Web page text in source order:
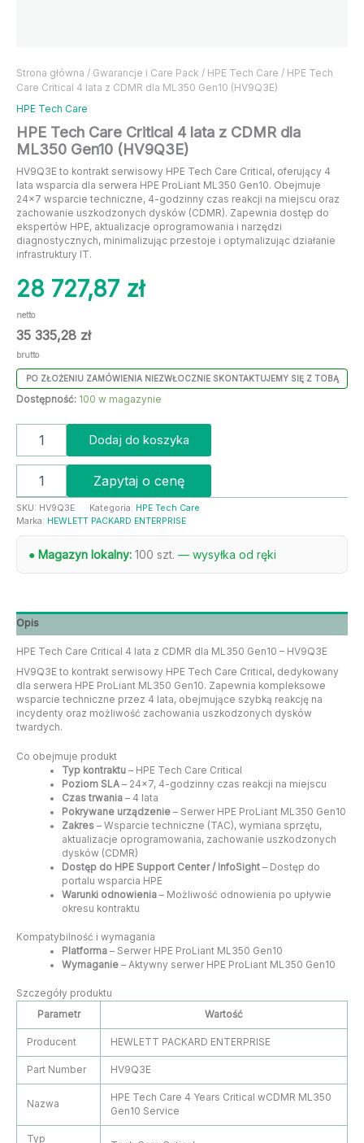
Strona główna / Gwarancje i Care Pack / HPE Tech Care / HPE Tech
Care Critical 4 lata z CDMR dla ML350 Gen10 (HV9Q3E)
HPE Tech Care
HPE Tech Care Critical 4 lata z CDMR dla
ML350 Gen10 (HV9Q3E)
HV9Q3E to kontrakt serwisowy HPE Tech Care Critical, oferujący 4
lata wsparcia dla serwera HPE ProLiant ML350 Gen10. Obejmuje
24×7 wsparcie techniczne, 4-godzinny czas reakcji na miejscu oraz
zachowanie uszkodzonych dysków (CDMR). Zapewnia dostęp do
ekspertów HPE, aktualizacje oprogramowania i narzędzi
diagnostycznych, minimalizując przestoje i optymalizując działanie
infrastruktury IT.
28 727,87 zł
netto
35 335,28 zł
brutto
PO ZŁOŻENIU ZAMÓWIENIA NIEZWŁOCZNIE SKONTAKTUJEMY SIĘ Z TOBĄ
Dostępność: 100 w magazynie
Dodaj do koszyka
Zapytaj o cenę
SKU: HV9Q3E Kategoria: HPE Tech Care
Marka: HEWLETT PACKARD ENTERPRISE
● Magazyn lokalny: 100 szt. — wysyłka od ręki
Opis
HPE Tech Care Critical 4 lata z CDMR dla ML350 Gen10 – HV9Q3E
HV9Q3E to kontrakt serwisowy HPE Tech Care Critical, dedykowany
dla serwera HPE ProLiant ML350 Gen10. Zapewnia kompleksowe
wsparcie techniczne przez 4 lata, obejmujące szybką reakcję na
incydenty oraz możliwość zachowania uszkodzonych dysków
twardych.
Co obejmuje produkt
Typ kontraktu– HPE Tech Care Critical
Poziom SLA– 24×7, 4-godzinny czas reakcji na miejscu
Czas trwania– 4 lata
Pokrywane urządzenie– Serwer HPE ProLiant ML350 Gen10
Zakres– Wsparcie techniczne (TAC), wymiana sprzętu,
aktualizacje oprogramowania, zachowanie uszkodzonych
dysków (CDMR)
Dostęp do HPE Support Center / InfoSight– Dostęp do
portalu wsparcia HPE
Warunki odnowienia– Możliwość odnowienia po upływie
okresu kontraktu
Kompatybilność i wymagania
Platforma– Serwer HPE ProLiant ML350 Gen10
Wymaganie– Aktywny serwer HPE ProLiant ML350 Gen10
Szczegóły produktu
Parametr
Wartość
Producent HEWLETT PACKARD ENTERPRISE
Part Number HV9Q3E
Nazwa
HPE Tech Care 4 Years Critical wCDMR ML350
Gen10 Service
Typ